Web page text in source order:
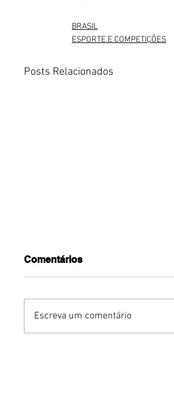
BRASIL
ESPORTE E COMPETIÇÕES
Posts Relacionados
Comentários
Escreva um comentário